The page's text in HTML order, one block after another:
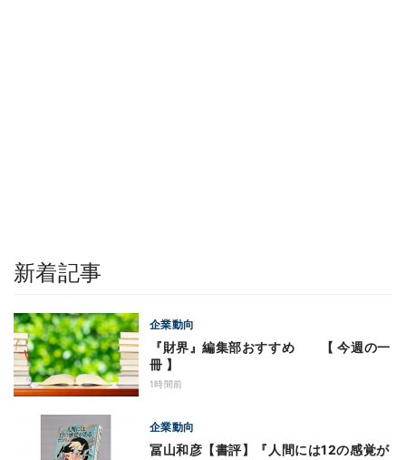
新着記事
企業動向
『財界』編集部おすすめ 【 今週の一
冊 】
1時間前
企業動向
冨山和彦【書評】『人間には12の感覚が